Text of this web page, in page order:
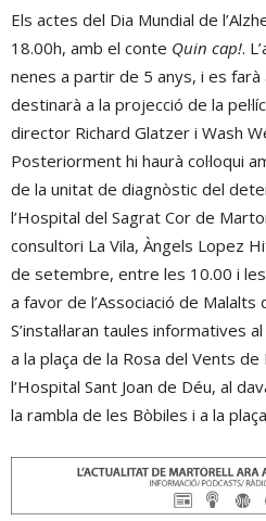
Els actes del Dia Mundial de
18.00h, amb el conte Quin cap!.
nenes a partir de 5 anys, i es
destinarà a la projecció de la
director Richard Glatzer i Wash
Posteriorment hi haurà col·loqui
de la unitat de diagnòstic del
l’Hospital del Sagrat Cor de
consultori La Vila, Àngels Lopez
de setembre, entre les 10.00 i
a favor de l’Associació de Malalts
S’instal·laran taules informatives
a la plaça de la Rosa del Vents
l’Hospital Sant Joan de Déu, al
la rambla de les Bòbiles i a la